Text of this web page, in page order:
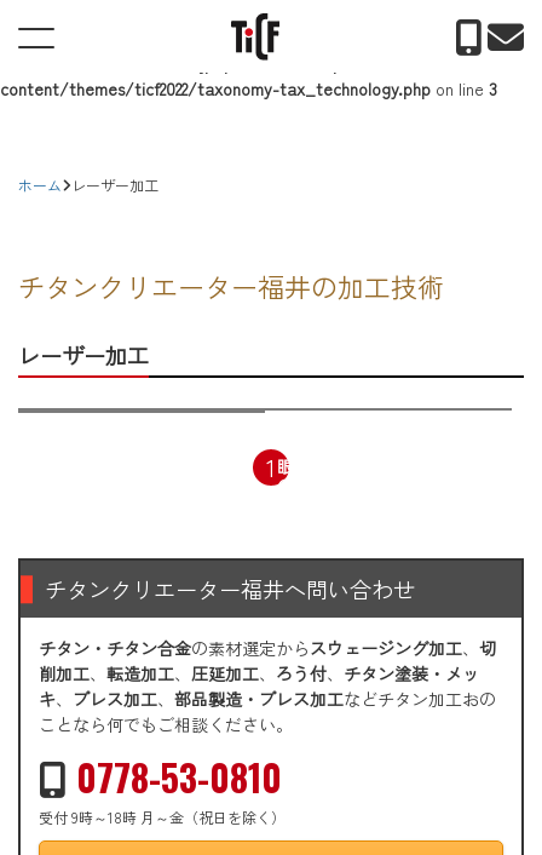
Warning
: Undefined property: WP_Error::$category_parent in
/home/xs643155/tic-fukui.jp/public_html/wp-
content/themes/ticf2022/taxonomy-tax_technology.php on line 3
ホーム レーザー加工
チタンクリエーター福井の加工技術
レーザー加工
眼鏡の腕（テンプル・つる）
のレーザー切断加工
1
チタンクリエーター福井へ問い合わせ
チタン・チタン合金の素材選定からスウェージング加工、 切
削加工、 転造加工、 圧延加工、 ろう付、 チタン塗装・メッ
キ、 プレス加工、 部品製造・プレス加工などチタン加工おの
ことなら何でもご相談ください。
0778-53-0810
受付 9時～18時 月～金（祝日を除く）